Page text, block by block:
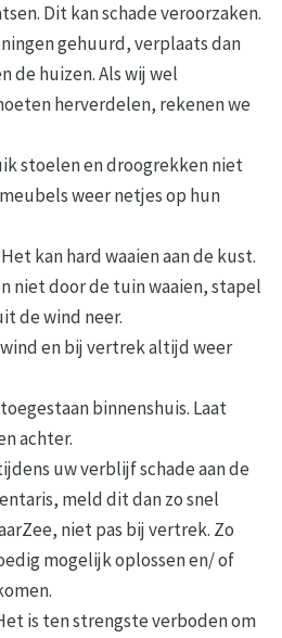
Dit kan schade veroorzaken.
gehuurd, verplaats dan
de huizen. Als wij wel
herverdelen, rekenen we
stoelen en droogrekken niet
weer netjes op hun
Het kan hard waaien aan de kust.
niet door de tuin waaien, stapel
de wind neer.
en bij vertrek altijd weer
binnenshuis. Laat
achter.
uw verblijf schade aan de
meld dit dan zo snel
niet pas bij vertrek. Zo
mogelijk oplossen en/ of
is ten strengste verboden om